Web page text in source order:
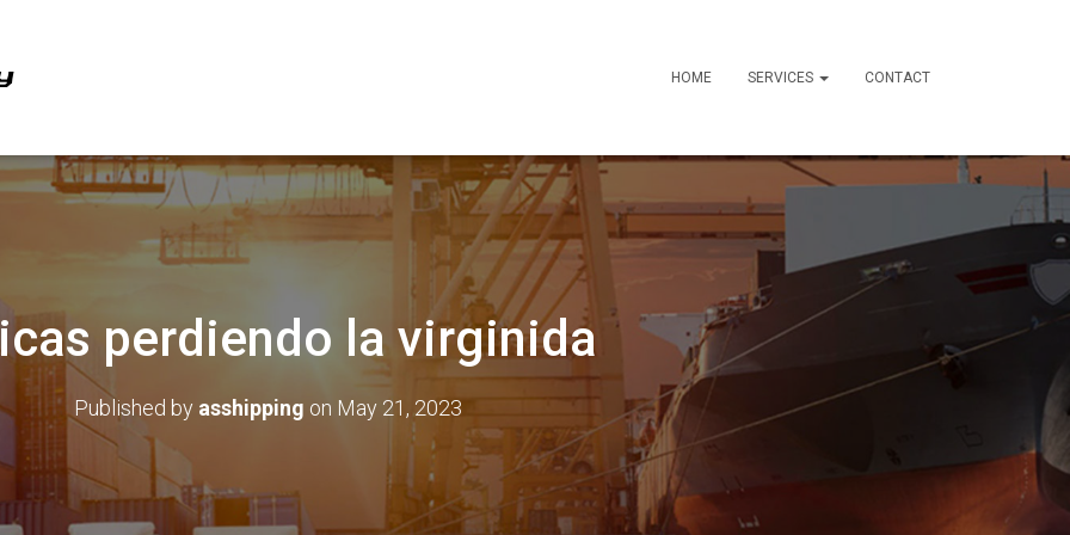
HOME SERVICES CONTACT
perdiendo la virginida
Published by asshipping on May 21, 2023